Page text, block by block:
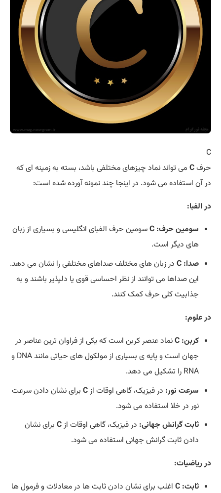
C
حرفC می تواند نماد چیزهای مختلفی باشد، بسته به زمینه ای که
در آن استفاده می شود. در اینجا چند نمونه آورده شده است:
در الفبا:
سومین حرف: Cسومین حرف الفبای انگلیسی و بسیاری از زبان
های دیگر است.
صدا: C در زبان های مختلف صداهای مختلفی را نشان می دهد.
این صداها می توانند از نظر احساسی قوی یا دلپذیر باشند و به
جذابیت کلی حرف کمک کنند.
در علوم:
کربن: Cنماد عنصر کربن است که یکی از فراوان ترین عناصر در
جهان است و پایه ی بسیاری از مولکول های حیاتی مانند DNA و
RNA را تشکیل می دهد.
سرعت نور: در فیزیک، گاهی اوقات از C برای نشان دادن سرعت
نور در خلا استفاده می شود.
ثابت گرانش جهانی: در فیزیک، گاهی اوقات ازC برای نشان
دادن ثابت گرانش جهانی استفاده می شود.
در ریاضیات:
ثابت: C اغلب برای نشان دادن ثابت ها در معادلات و فرمول ها